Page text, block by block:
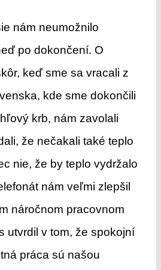
nám neumožnilo
po dokončení. O
keď sme sa vracali z
kde sme dokončili
krb, nám zavolali
že nečakali také teplo
nie, že by teplo vydržalo
nám veľmi zlepšil
náročnom pracovnom
utvrdil v tom, že spokojní
práca sú našou